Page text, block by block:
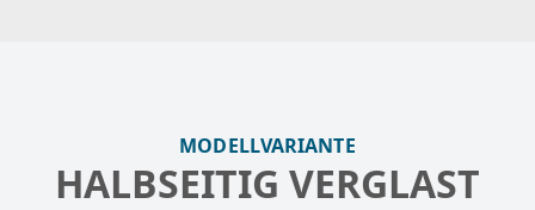
MODELLVARIANTE
HALBSEITIG VERGLAST